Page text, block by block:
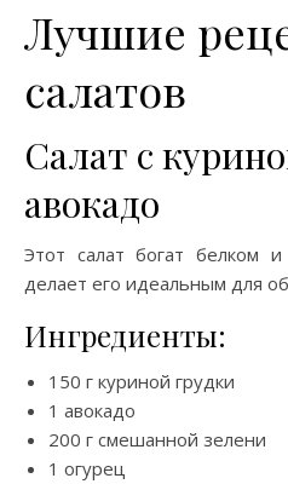
Лучшие
салатов
Салат с
авокадо
Этот салат богат белком
делает его идеальным для
Ингредиенты:
150 г куриной грудки
1 авокадо
200 г смешанной зелени
1 огурец